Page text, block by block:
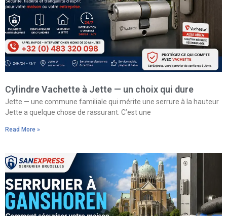
Cylindre Vachette à Jette — un choix qui dure
Jette — une commune familiale qui mérite une serrure à la hauteur
Jette a quelque chose de rassurant. C’est une
Read More »